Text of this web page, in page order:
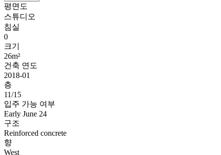
평면도
스튜디오
침실
0
크기
26m²
건축 연도
2018-01
층
11/15
입주 가능 여부
Early June 24
구조
Reinforced concrete
향
West